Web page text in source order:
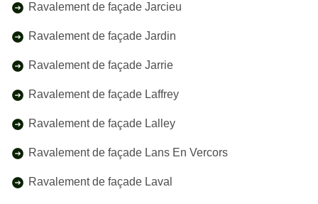
Ravalement de façade Jarcieu
Ravalement de façade Jardin
Ravalement de façade Jarrie
Ravalement de façade Laffrey
Ravalement de façade Lalley
Ravalement de façade Lans En Vercors
Ravalement de façade Laval